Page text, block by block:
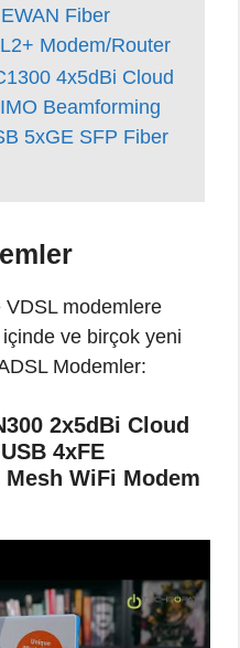
Fiber
Modem/Router
4x5dBi Cloud
Beamforming
5xGE SFP Fiber
modemlere
içinde ve birçok yeni
Modemler:
2x5dBi Cloud
4xFE
Mesh WiFi Modem